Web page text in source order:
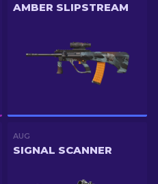
AMBER SLIPSTREAM
AUG
SIGNAL SCANNER